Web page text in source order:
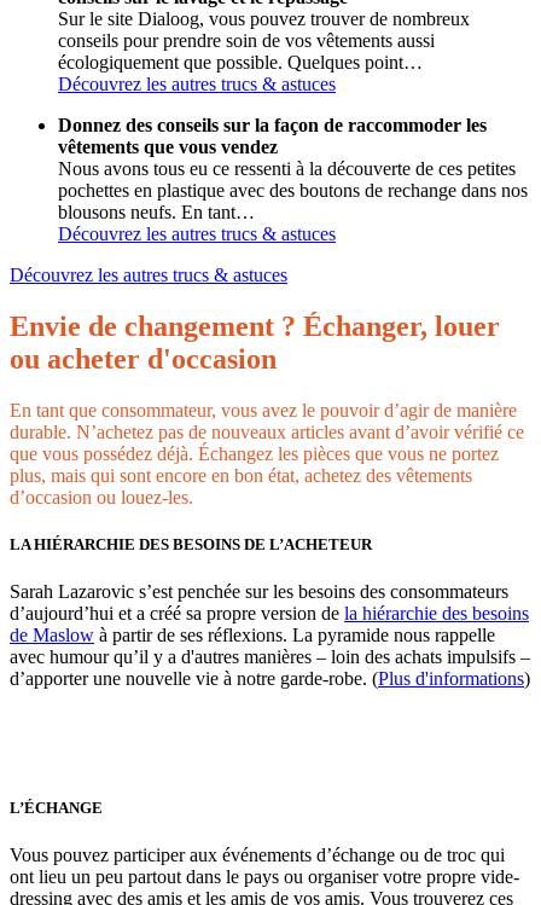
Sur le site Dialoog, vous pouvez trouver de nombreux
conseils pour prendre soin de vos vêtements aussi
écologiquement que possible. Quelques point…
Découvrez les autres trucs & astuces
Donnez des conseils sur la façon de raccommoder les
vêtements que vous vendez
Nous avons tous eu ce ressenti à la découverte de ces petites
pochettes en plastique avec des boutons de rechange dans nos
blousons neufs. En tant…
Découvrez les autres trucs & astuces
Découvrez les autres trucs & astuces
Envie de changement ? Échanger, louer
ou acheter d'occasion
En tant que consommateur, vous avez le pouvoir d’agir de manière
durable. N’achetez pas de nouveaux articles avant d’avoir vérifié ce
que vous possédez déjà. Échangez les pièces que vous ne portez
plus, mais qui sont encore en bon état, achetez des vêtements
d’occasion ou louez-les.
LA HIÉRARCHIE DES BESOINS DE L’ACHETEUR
Sarah Lazarovic s’est penchée sur les besoins des consommateurs
d’aujourd’hui et a créé sa propre version de la hiérarchie des besoins
de Maslow à partir de ses réflexions. La pyramide nous rappelle
avec humour qu’il y a d'autres manières – loin des achats impulsifs –
d’apporter une nouvelle vie à notre garde-robe. (Plus d'informations)
L’ÉCHANGE
Vous pouvez participer aux événements d’échange ou de troc qui
ont lieu un peu partout dans le pays ou organiser votre propre vide-
dressing avec des amis et les amis de vos amis. Vous trouverez ces